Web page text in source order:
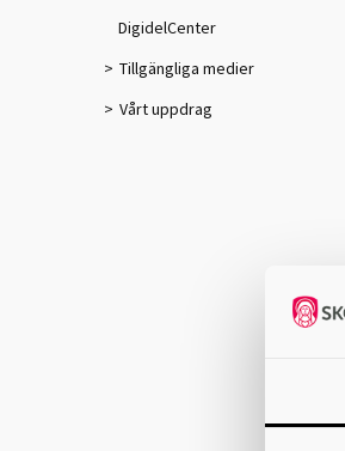
DigidelCenter
Tillgängliga medier
Vårt uppdrag